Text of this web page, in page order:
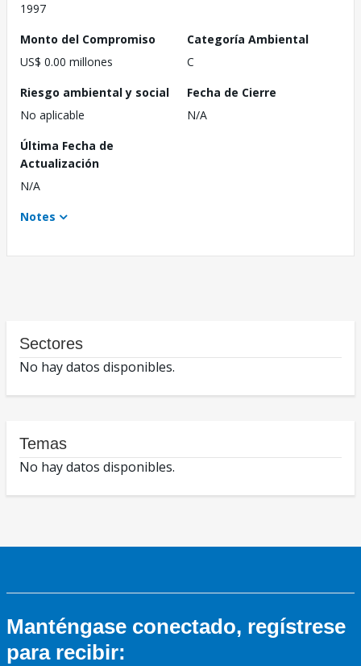
1997
Monto del Compromiso
US$ 0.00 millones
Categoría Ambiental
C
Riesgo ambiental y social
No aplicable
Fecha de Cierre
N/A
Última Fecha de
Actualización
N/A
Notes
Sectores
No hay datos disponibles.
Temas
No hay datos disponibles.
Manténgase conectado, regístrese
para recibir: